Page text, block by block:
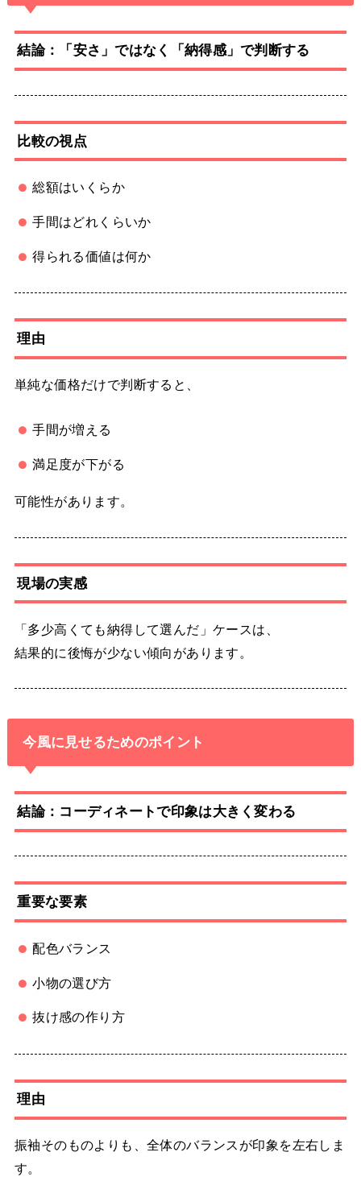
結論：「安さ」ではなく「納得感」で判断する
比較の視点
総額はいくらか
手間はどれくらいか
得られる価値は何か
理由
単純な価格だけで判断すると、
手間が増える
満足度が下がる
可能性があります。
現場の実感
「多少高くても納得して選んだ」ケースは、
結果的に後悔が少ない傾向があります。
今風に見せるためのポイント
結論：コーディネートで印象は大きく変わる
重要な要素
配色バランス
小物の選び方
抜け感の作り方
理由
振袖そのものよりも、全体のバランスが印象を左右しま
す。